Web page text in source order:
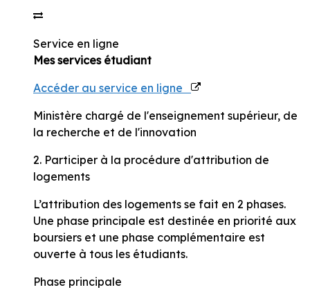
Service en ligne
Mes services étudiant
Accéder au service en ligne
Ministère chargé de l'enseignement supérieur, de
la recherche et de l'innovation
2. Participer à la procédure d'attribution de
logements
L’attribution des logements se fait en 2 phases.
Une phase principale est destinée en priorité aux
boursiers et une phase complémentaire est
ouverte à tous les étudiants.
Phase principale